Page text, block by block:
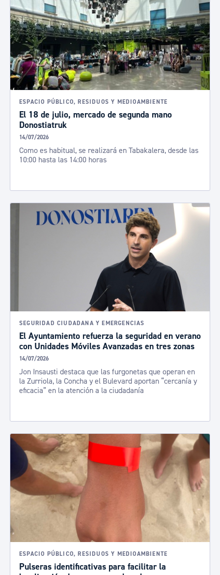
ESPACIO PÚBLICO, RESIDUOS Y MEDIOAMBIENTE
El 18 de julio, mercado de segunda mano
Donostiatruk
14/07/2026
Como es habitual, se realizará en Tabakalera, desde las
10:00 hasta las 14:00 horas
SEGURIDAD CIUDADANA Y EMERGENCIAS
El Ayuntamiento refuerza la seguridad en verano
con Unidades Móviles Avanzadas en tres zonas
14/07/2026
Jon Insausti destaca que las furgonetas que operan en
la Zurriola, la Concha y el Bulevard aportan “cercanía y
eficacia” en la atención a la ciudadanía
ESPACIO PÚBLICO, RESIDUOS Y MEDIOAMBIENTE
Pulseras identificativas para facilitar la